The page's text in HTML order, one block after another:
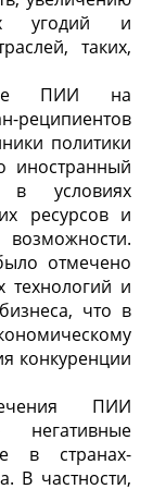
угодий и
таких,
ПИИ на
реципиентов
полити­ки
иностранный
условиях
ре­сурсов и
отмечено
технологий и
что в
конку­ренции
ПИИ
в странах-
В частности,